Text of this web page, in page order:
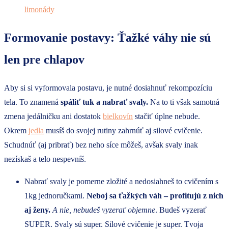
limonády
Formovanie postavy: Ťažké váhy nie sú
len pre chlapov
Aby si si vyformovala postavu, je nutné dosiahnuť rekompozíciu
tela. To znamená spáliť tuk a nabrať svaly. Na to ti však samotná
zmena jedálničku ani dostatok bielkovín stačiť úplne nebude.
Okrem jedla musíš do svojej rutiny zahrnúť aj silové cvičenie.
Schudnúť (aj pribrať) bez neho síce môžeš, avšak svaly inak
nezískaš a telo nespevníš.
Nabrať svaly je pomerne zložité a nedosiahneš to cvičením s
1kg jednoručkami. Neboj sa ťažkých váh – profitujú z nich
aj ženy. A nie, nebudeš vyzerať objemne. Budeš vyzerať
SUPER. Svaly sú super. Silové cvičenie je super. Tvoja